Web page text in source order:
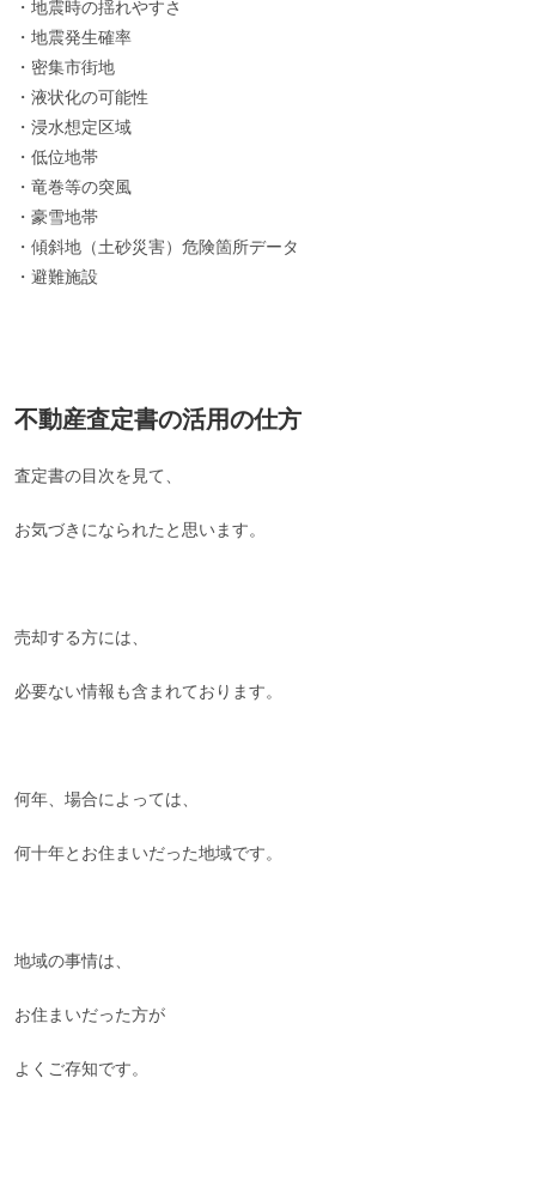
・地震時の揺れやすさ
・地震発生確率
・密集市街地
・液状化の可能性
・浸水想定区域
・低位地帯
・竜巻等の突風
・豪雪地帯
・傾斜地（土砂災害）危険箇所データ
・避難施設
不動産査定書の活用の仕方
査定書の目次を見て、
お気づきになられたと思います。
売却する方には、
必要ない情報も含まれております。
何年、場合によっては、
何十年とお住まいだった地域です。
地域の事情は、
お住まいだった方が
よくご存知です。